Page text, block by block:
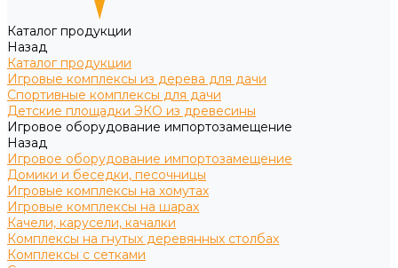
Каталог продукции
Назад
Каталог продукции
Игровые комплексы из дерева для дачи
Спортивные комплексы для дачи
Детские площадки ЭКО из древесины
Игровое оборудование импортозамещение
Назад
Игровое оборудование импортозамещение
Домики и беседки, песочницы
Игровые комплексы на хомутах
Игровые комплексы на шарах
Качели, карусели, качалки
Комплексы на гнутых деревянных столбах
Комплексы с сетками